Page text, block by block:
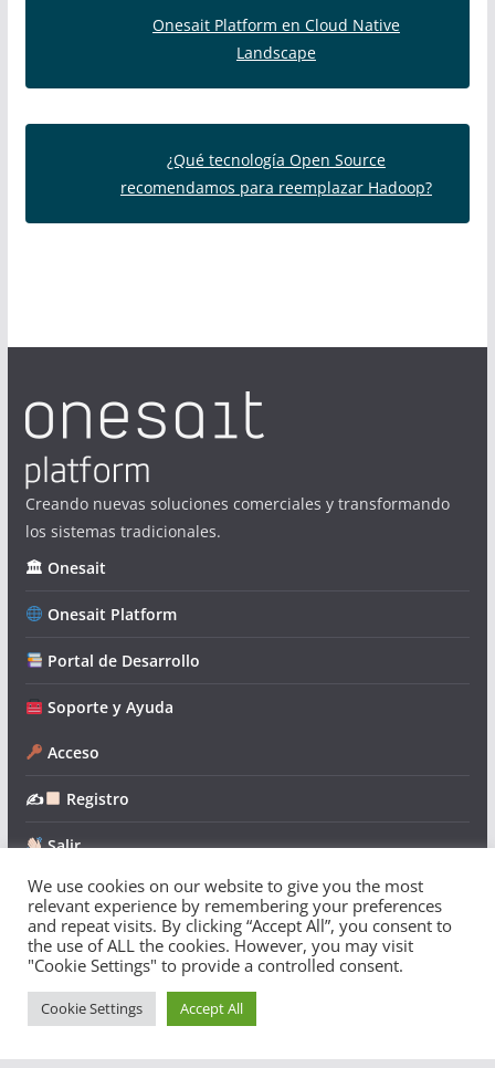
Onesait Platform en Cloud Native
Landscape
¿Qué tecnología Open Source
recomendamos para reemplazar Hadoop?
Creando nuevas soluciones comerciales y transformando
los sistemas tradicionales.
🏛 Onesait
Onesait Platform
Portal de Desarrollo
Soporte y Ayuda
Acceso
✍ Registro
Salir
Copyright © 2026Onesait Platform Community. Todos los
derechos reservados.
Tema:ColorMagpor ThemeGrill. Funciona con
We use cookies on our website to give you the most
relevant experience by remembering your preferences
and repeat visits. By clicking “Accept All”, you consent to
the use of ALL the cookies. However, you may visit
"Cookie Settings" to provide a controlled consent.
Cookie Settings Accept All